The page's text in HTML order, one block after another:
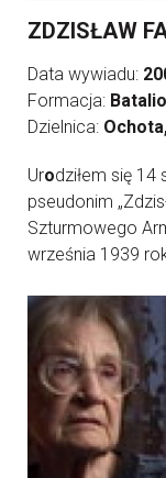
ZDZISŁAW
Data wywiadu:
Formacja:
Dzielnica:
Urodziłem się
pseudonim
Szturmowego
września 1939